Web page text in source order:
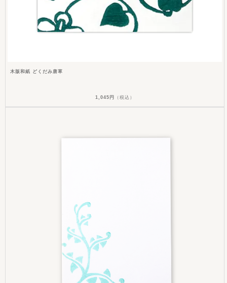
木版和紙 どくだみ唐草
1,045円 （税込）